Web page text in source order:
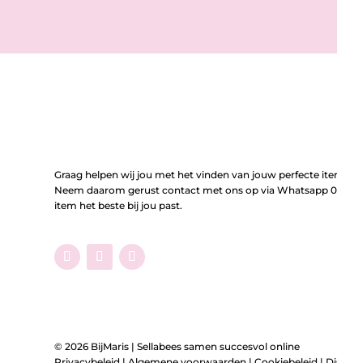
Graag helpen wij jou met het vinden van jouw perfecte
Neem daarom gerust contact met ons op via Whatsapp
item het beste bij jou past.
© 2026 BijMaris |Sellabees samen succesvol online